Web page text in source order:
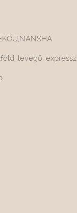
levegő, expressz